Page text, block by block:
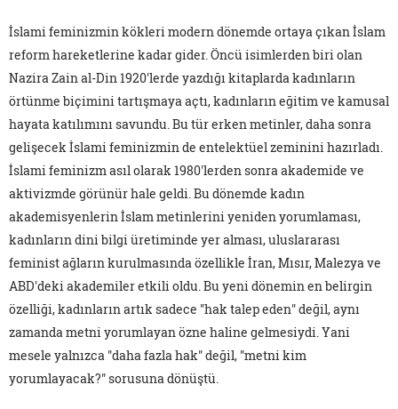
İslami feminizmin kökleri modern dönemde ortaya çıkan İslam
reform hareketlerine kadar gider. Öncü isimlerden biri olan
Nazira Zain al-Din 1920'lerde yazdığı kitaplarda kadınların
örtünme biçimini tartışmaya açtı, kadınların eğitim ve kamusal
hayata katılımını savundu. Bu tür erken metinler, daha sonra
gelişecek İslami feminizmin de entelektüel zeminini hazırladı.
İslami feminizm asıl olarak 1980'lerden sonra akademide ve
aktivizmde görünür hale geldi. Bu dönemde kadın
akademisyenlerin İslam metinlerini yeniden yorumlaması,
kadınların dini bilgi üretiminde yer alması, uluslararası
feminist ağların kurulmasında özellikle İran, Mısır, Malezya ve
ABD'deki akademiler etkili oldu. Bu yeni dönemin en belirgin
özelliği, kadınların artık sadece "hak talep eden" değil, aynı
zamanda metni yorumlayan özne haline gelmesiydi. Yani
mesele yalnızca "daha fazla hak" değil, "metni kim
yorumlayacak?" sorusuna dönüştü.